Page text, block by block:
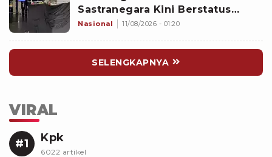
Sastranegara Kini Berstatus
Bandar Udara Internasional
Nasional 11/08/2026 - 01:20
SELENGKAPNYA
VIRAL
#1 Kpk
6022 artikel